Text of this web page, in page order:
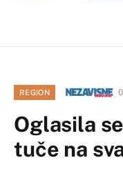
REGION
Oglasila
tuče na